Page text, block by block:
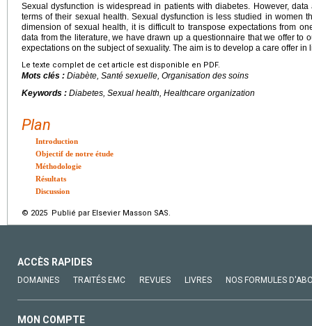
Sexual dysfunction is widespread in patients with diabetes. However,
terms of their sexual health. Sexual dysfunction is less studied in women
dimension of sexual health, it is difficult to transpose expectations from
data from the literature, we have drawn up a questionnaire that we offer to
expectations on the subject of sexuality. The aim is to develop a care offer in
Le texte complet de cet article est disponible en PDF.
Mots clés : Diabète, Santé sexuelle, Organisation des soins
Keywords : Diabetes, Sexual health, Healthcare organization
Plan
Introduction
Objectif de notre étude
Méthodologie
Résultats
Discussion
© 2025 Publié par Elsevier Masson SAS.
ACCÈS RAPIDES
DOMAINES TRAITÉS EMC REVUES LIVRES NOS FORMULES
MON COMPTE